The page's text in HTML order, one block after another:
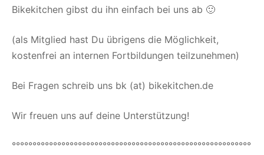
Bikekitchen gibst du ihn einfach bei uns ab 🙂
(als Mitglied hast Du übrigens die Möglichkeit,
kostenfrei an internen Fortbildungen teilzunehmen)
Bei Fragen schreib uns bk (at) bikekitchen.de
Wir freuen uns auf deine Unterstützung!
°°°°°°°°°°°°°°°°°°°°°°°°°°°°°°°°°°°°°°°°°°°°°°°°°°°°°°°°°°